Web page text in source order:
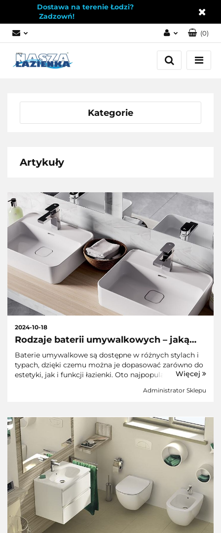
Dostawa na terenie Łodzi?
Zadzowń!
Zaloguj się
Załóż konto
(0)
Kategorie
Artykuły
Rodzaje baterii umywalkowych – jaką
wybrać?
2024-10-18
Administrator Sklepu
Baterie umywalkowe są dostępne w różnych stylach i
typach, dzięki czemu można je dopasować zarówno do
estetyki, jak i funkcji łazienki. Oto najpopularniejsze
jednouchwytoweMają jeden uchwyt do regulacj...
Więcej